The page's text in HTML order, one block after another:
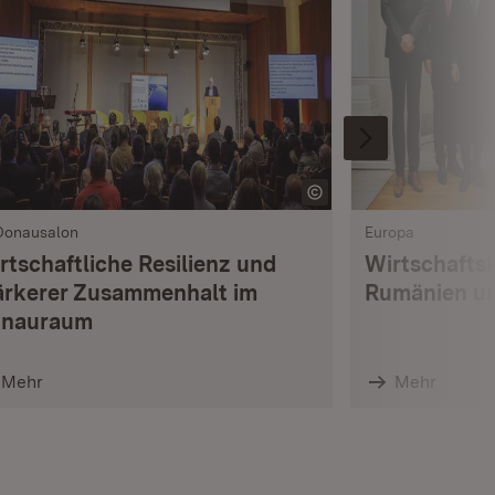
Resilienz und
Zusammenhalt im
Mehr
Europa
Rumänien
Mehr